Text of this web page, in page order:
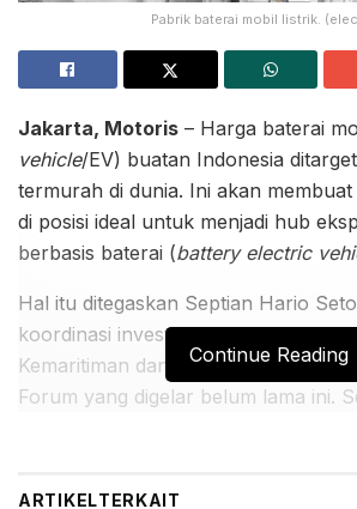
Pabrik baterai mobil listrik.
Jakarta, Motoris – Harga baterai
vehicle/EV) buatan Indonesia
termurah di dunia. Ini akan
di posisi ideal untuk menjadi hub
berbasis baterai (battery electric
Hal itu ditegaskan Septian Hario
koordinasi investasi dan
Kemaritiman dan Investasi, dalam
Forum yang digelar belum lama ini.
Selasa (7/2/2023).
Continue Reading
ARTIKELTERKAIT